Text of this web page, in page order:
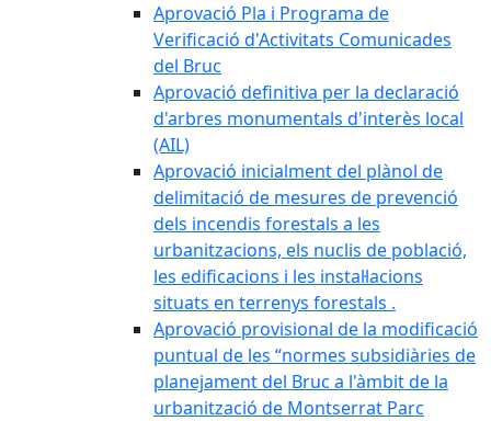
Aprovació Pla i Programa de
Verificació d'Activitats Comunicades
del Bruc
Aprovació definitiva per la declaració
d'arbres monumentals d'interès local
(AIL)
Aprovació inicialment del plànol de
delimitació de mesures de prevenció
dels incendis forestals a les
urbanitzacions, els nuclis de població,
les edificacions i les instal·lacions
situats en terrenys forestals .
Aprovació provisional de la modificació
puntual de les “normes subsidiàries de
planejament del Bruc a l'àmbit de la
urbanització de Montserrat Parc